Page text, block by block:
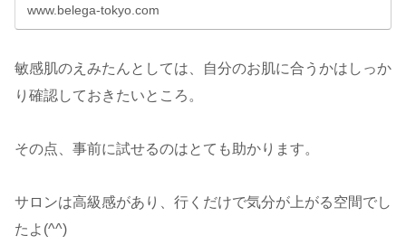
www.belega-tokyo.com
敏感肌のえみたんとしては、自分のお肌に合うかはしっか
り確認しておきたいところ。
その点、事前に試せるのはとても助かります。
サロンは高級感があり、行くだけで気分が上がる空間でし
たよ(^^)